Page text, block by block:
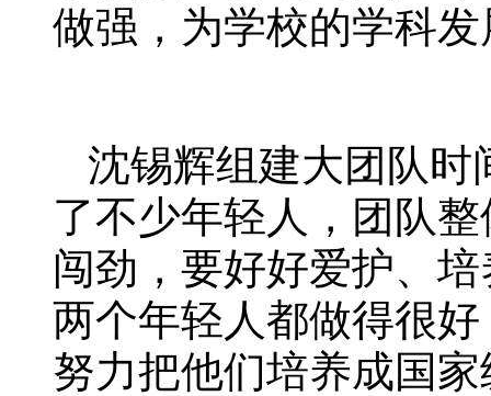
做强，为学校的学科
沈锡辉组建大团队时
了不少年轻人，团队
闯劲，要好好爱护、
两个年轻人都做得很
努力把他们培养成国